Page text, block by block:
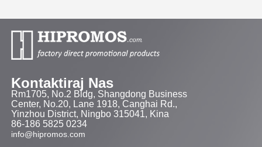
Kontaktiraj Nas
Rm1705, No.2 Bldg, Shangdong Business
Center, No.20, Lane 1918, Canghai Rd.,
Yinzhou District, Ningbo 315041, Kina
86-186 5825 0234
info@hipromos.com